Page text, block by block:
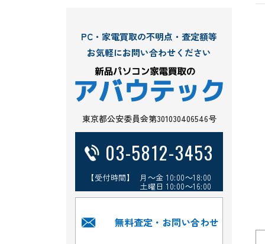
PC・家電買取の不明点・査定額等
お気軽にお問い合わせください
東京都公安委員会第301030406546号
03-5812-3453
【受付時間】 月～金 10:00～18:00
土曜日 10:00～16:00
無料査定・お問い合わせ